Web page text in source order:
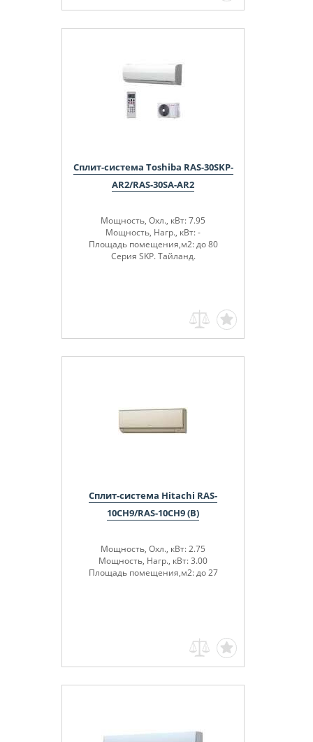
Сплит-система Toshiba RAS-30SKP-
AR2/RAS-30SA-AR2
Мощность, Охл., кВт: 7.95
Мощность, Нагр., кВт: -
Площадь помещения,м2: до 80
Серия SKP. Тайланд.
Сплит-система Hitachi RAS-
10CH9/RAS-10CH9 (B)
Мощность, Охл., кВт: 2.75
Мощность, Нагр., кВт: 3.00
Площадь помещения,м2: до 27